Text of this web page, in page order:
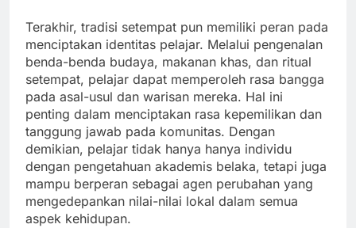
Terakhir, tradisi setempat pun memiliki peran pada
menciptakan identitas pelajar. Melalui pengenalan
benda-benda budaya, makanan khas, dan ritual
setempat, pelajar dapat memperoleh rasa bangga
pada asal-usul dan warisan mereka. Hal ini
penting dalam menciptakan rasa kepemilikan dan
tanggung jawab pada komunitas. Dengan
demikian, pelajar tidak hanya hanya individu
dengan pengetahuan akademis belaka, tetapi juga
mampu berperan sebagai agen perubahan yang
mengedepankan nilai-nilai lokal dalam semua
aspek kehidupan.